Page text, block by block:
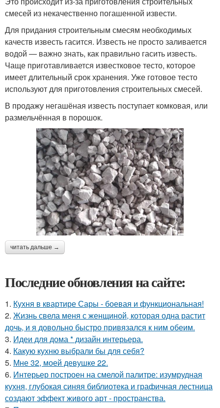
смесей из некачественно погашенной извести.
Для придания строительным смесям необходимых
качеств известь гасится. Известь не просто заливается
водой — важно знать, как правильно гасить известь.
Чаще приготавливается известковое тесто, которое
имеет длительный срок хранения. Уже готовое тесто
используют для приготовления строительных смесей.
В продажу негашёная известь поступает комковая, или
размельчённая в порошок.
читать дальше →
Последние обновления на сайте:
1. Кухня в квартире Сары - боевая и функциональная!
2. Жизнь свела меня с женщиной, которая одна растит
дочь, и я довольно быстро привязался к ним обеим.
3. Идеи для дома * дизайн интерьера.
4. Какую кухню выбрали бы для себя?
5. Мне 32, моей девушке 22.
6. Интерьер построен на смелой палитре: изумрудная
кухня, глубокая синяя библиотека и графичная лестница
создают эффект живого арт - пространства.